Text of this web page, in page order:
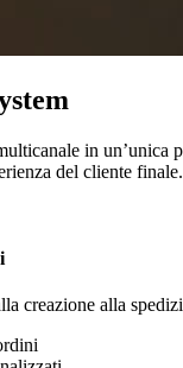
in
del cliente finale.
creazione alla